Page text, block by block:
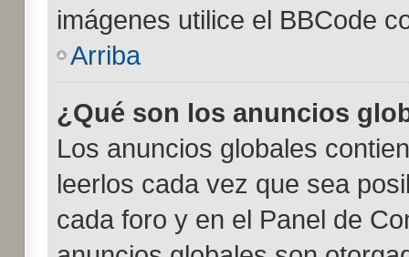
imágenes utilice el BBCode
Arriba
¿Qué son los anuncios
Los anuncios globales
leerlos cada vez que sea
cada foro y en el Panel de